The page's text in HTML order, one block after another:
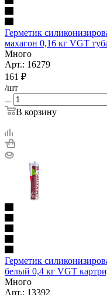
Герметик
махагон 0,16 кг VGT
Много
Арт.: 16279
161 ₽
/шт
В корзину
Герметик
белый 0,4 кг VGT
Много
Арт.: 13392